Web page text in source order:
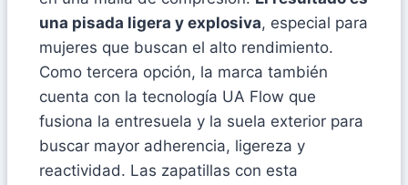
una pisada ligera y explosiva, especial para
mujeres que buscan el alto rendimiento.
Como tercera opción, la marca también
cuenta con la tecnología UA Flow que
fusiona la entresuela y la suela exterior para
buscar mayor adherencia, ligereza y
reactividad. Las zapatillas con esta